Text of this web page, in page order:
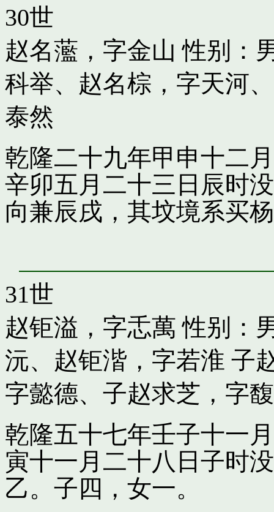
30世
赵名蘫，字金山 性别：
科举、 赵名棕，字天河、
泰然
乾隆二十九年甲申十二
辛卯五月二十三日辰时
向兼辰戌，其坟境系买
31世
赵钜溢，字忎萬 性别：
沅、 赵钜湝，字若淮 子
字懿德、子赵求芝，字
乾隆五十七年壬子十一
寅十一月二十八日子时
乙。子四，女一。